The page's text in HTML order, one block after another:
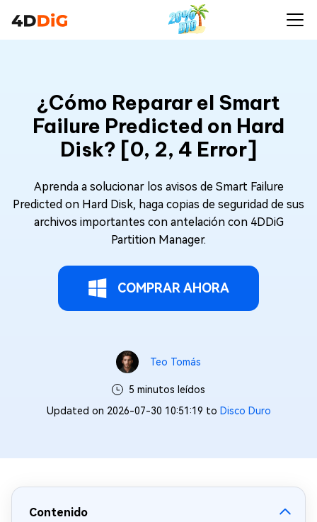
¿Cómo Reparar el Smart
Failure Predicted on Hard
Disk? [0, 2, 4 Error]
Aprenda a solucionar los avisos de Smart Failure
Predicted on Hard Disk, haga copias de seguridad de sus
archivos importantes con antelación con 4DDiG
Partition Manager.
COMPRAR AHORA
Teo Tomás
5 minutos leídos
Updated on 2026-07-30 10:51:19 to Disco Duro
Contenido